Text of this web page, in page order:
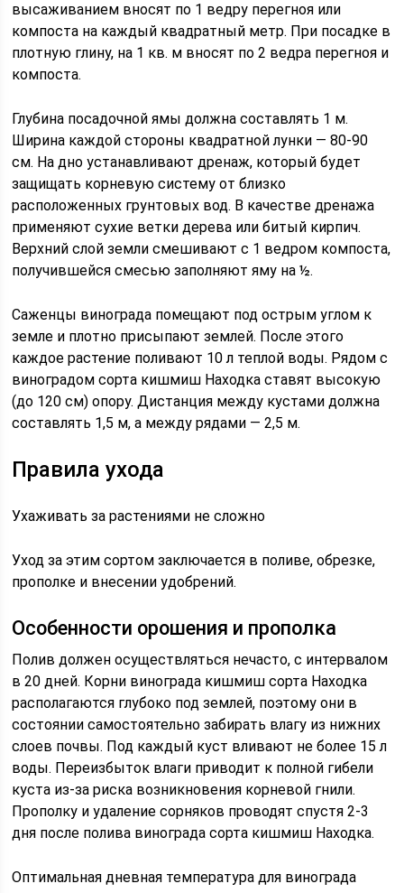
высаживанием вносят по 1 ведру перегноя или
компоста на каждый квадратный метр. При посадке в
плотную глину, на 1 кв. м вносят по 2 ведра перегноя и
компоста.
Глубина посадочной ямы должна составлять 1 м.
Ширина каждой стороны квадратной лунки — 80-90
см. На дно устанавливают дренаж, который будет
защищать корневую систему от близко
расположенных грунтовых вод. В качестве дренажа
применяют сухие ветки дерева или битый кирпич.
Верхний слой земли смешивают с 1 ведром компоста,
получившейся смесью заполняют яму на ½.
Саженцы винограда помещают под острым углом к
земле и плотно присыпают землей. После этого
каждое растение поливают 10 л теплой воды. Рядом с
виноградом сорта кишмиш Находка ставят высокую
(до 120 см) опору. Дистанция между кустами должна
составлять 1,5 м, а между рядами — 2,5 м.
Правила ухода
Ухаживать за растениями не сложно
Уход за этим сортом заключается в поливе, обрезке,
прополке и внесении удобрений.
Особенности орошения и прополка
Полив должен осуществляться нечасто, с интервалом
в 20 дней. Корни винограда кишмиш сорта Находка
располагаются глубоко под землей, поэтому они в
состоянии самостоятельно забирать влагу из нижних
слоев почвы. Под каждый куст вливают не более 15 л
воды. Переизбыток влаги приводит к полной гибели
куста из-за риска возникновения корневой гнили.
Прополку и удаление сорняков проводят спустя 2-3
дня после полива винограда сорта кишмиш Находка.
Оптимальная дневная температура для винограда